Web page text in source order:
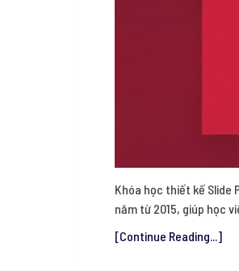
Khóa học thiết kế Slide
năm từ 2015, giúp học
[Continue Reading...]